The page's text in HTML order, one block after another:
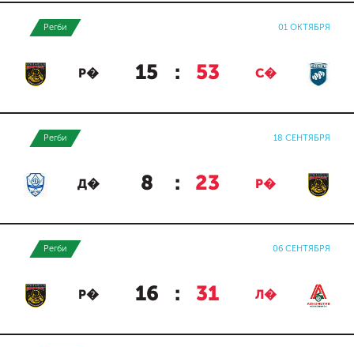
Регби 01 ОКТЯБРЯ
Р� 15 : 53 С�
Регби 18 СЕНТЯБРЯ
Д� 8 : 23 Р�
Регби 06 СЕНТЯБРЯ
Р� 16 : 31 Л�